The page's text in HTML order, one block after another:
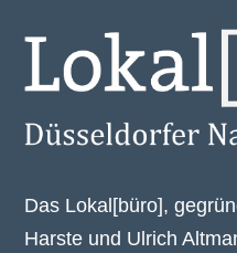
Das Lokal[büro],
Harste und Ulrich